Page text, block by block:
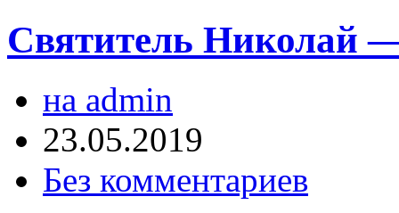
Святитель Николай
на admin
23.05.2019
Без комментариев